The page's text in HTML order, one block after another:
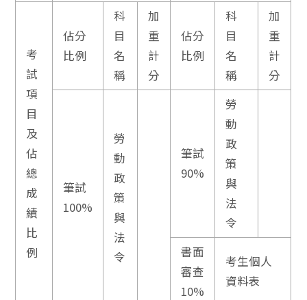
考
試
項
目
及
佔
總
成
績
比
例
佔分
比例
科
目
名
稱
加
重
計
分
佔分
比例
科
目
名
稱
加
重
計
分
筆試
100%
勞
動
政
策
與
法
令
筆試
90%
勞
動
政
策
與
法
令
書面
審查
10%
考生個人
資料表